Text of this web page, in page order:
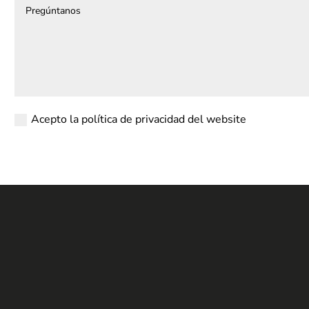
Acepto la política de privacidad del website